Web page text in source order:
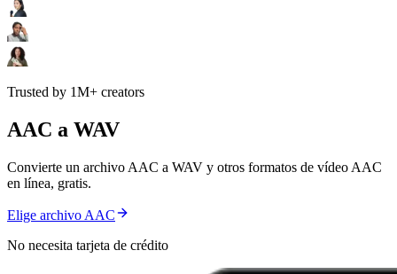
Trusted by 1M+ creators
AAC a WAV
Convierte un archivo AAC a WAV y otros formatos de vídeo AAC
en línea, gratis.
Elige archivo AAC
No necesita tarjeta de crédito